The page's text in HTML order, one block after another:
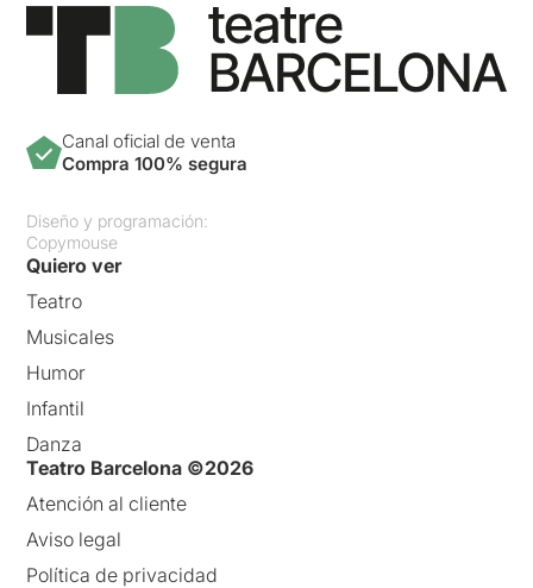
Canal oficial de venta
Compra 100% segura
Diseño y programación:
Copymouse
Quiero ver
Teatro
Musicales
Humor
Infantil
Danza
Teatro Barcelona ©2026
Atención al cliente
Aviso legal
Política de privacidad